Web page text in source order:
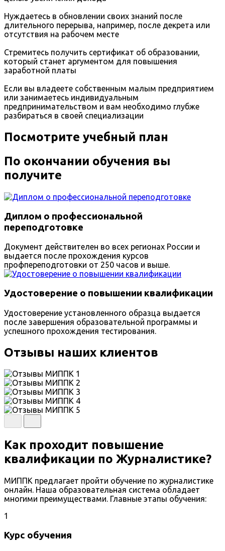
Нуждаетесь в обновлении своих знаний после
длительного перерыва, например, после декрета или
отсутствия на рабочем месте
Стремитесь получить сертификат об образовании,
который станет аргументом для повышения
заработной платы
Если вы владеете собственным малым предприятием
или занимаетесь индивидуальным
предпринимательством и вам необходимо глубже
разбираться в своей специализации
Посмотрите учебный план
По окончании обучения вы
получите
Диплом о профессиональной
переподготовке
Документ действителен во всех регионах России и
выдается после прохождения курсов
профпереподготовки от 250 часов и выше.
Удостоверение о повышении квалификации
Удостоверение установленного образца выдается
после завершения образовательной программы и
успешного прохождения тестирования.
Отзывы наших клиентов
Как проходит повышение
квалификации по Журналистике?
МИППК предлагает пройти обучение по журналистике
онлайн. Наша образовательная система обладает
многими преимуществами. Главные этапы обучения:
1
Курс обучения